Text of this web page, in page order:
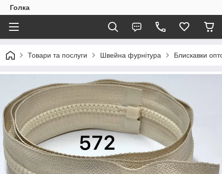
Голка
Товари та послуги Швейна фурнітура Блискавки